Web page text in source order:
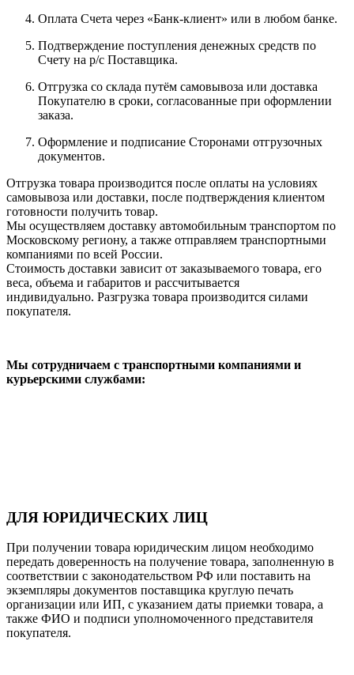
Оплата Счета через «Банк-клиент» или в любом банке.
Подтверждение поступления денежных средств по
Счету на р/с Поставщика.
Отгрузка со склада путём самовывоза или доставка
Покупателю в сроки, согласованные при оформлении
заказа.
Оформление и подписание Сторонами отгрузочных
документов.
Отгрузка товара производится после оплаты на условиях
самовывоза или доставки, после подтверждения клиентом
готовности получить товар.
Мы осуществляем доставку автомобильным транспортом по
Московскому региону, а также отправляем транспортными
компаниями по всей России.
Стоимость доставки зависит от заказываемого товара, его
веса, объема и габаритов и рассчитывается
индивидуально. Разгрузка товара производится силами
покупателя.
Мы сотрудничаем с транспортными компаниями и
курьерскими службами:
ДЛЯ ЮРИДИЧЕСКИХ ЛИЦ
При получении товара юридическим лицом необходимо
передать доверенность на получение товара, заполненную в
соответствии с законодательством РФ или поставить на
экземпляры документов поставщика круглую печать
организации или ИП, с указанием даты приемки товара, а
также ФИО и подписи уполномоченного представителя
покупателя.